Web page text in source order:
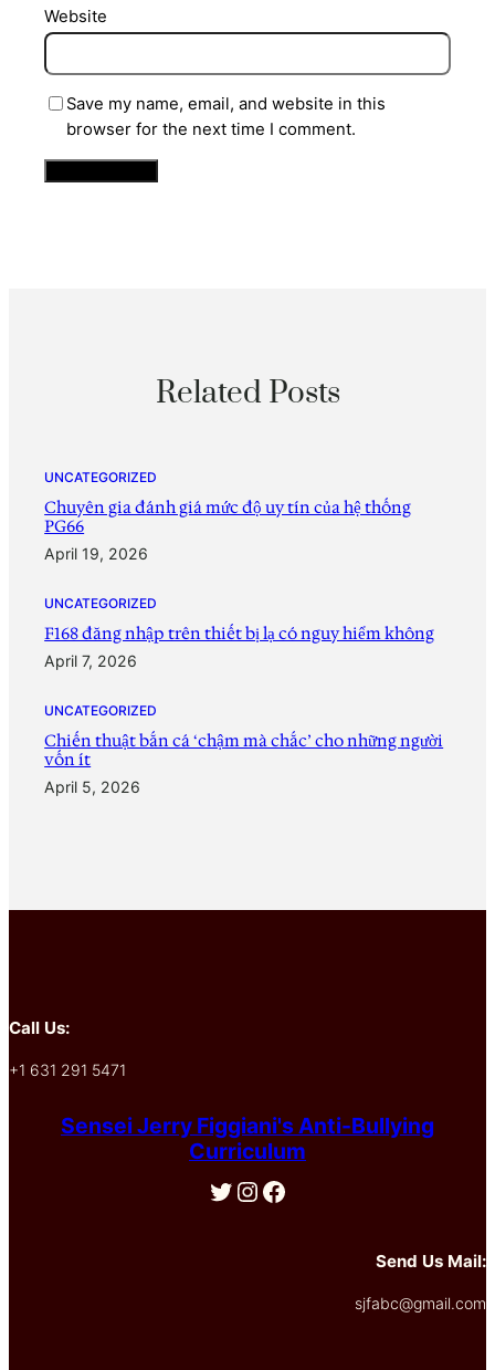
Website
Save my name, email, and website in this
browser for the next time I comment.
Related Posts
UNCATEGORIZED
Chuyên gia đánh giá mức độ uy tín của hệ thống
PG66
April 19, 2026
UNCATEGORIZED
F168 đăng nhập trên thiết bị lạ có nguy hiểm không
April 7, 2026
UNCATEGORIZED
Chiến thuật bắn cá ‘chậm mà chắc’ cho những người
vốn ít
April 5, 2026
Call Us:
+1 631 291 5471
Sensei Jerry Figgiani's Anti-Bullying
Curriculum
Twitter Instagram Facebook
Send Us Mail:
sjfabc@gmail.com